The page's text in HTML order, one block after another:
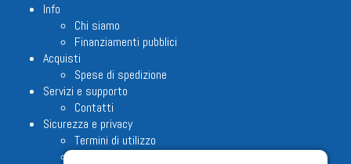
Info
Chi siamo
Finanziamenti pubblici
Acquisti
Spese di spedizione
Servizi e supporto
Contatti
Sicurezza e privacy
Termini di utilizzo